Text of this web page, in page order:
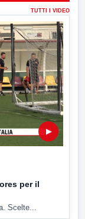
TUTTI I VIDEO
▶
per il
Scelte...